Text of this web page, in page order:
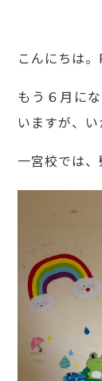
こんにちは。
もう６月に
いますが、い
一宮校では